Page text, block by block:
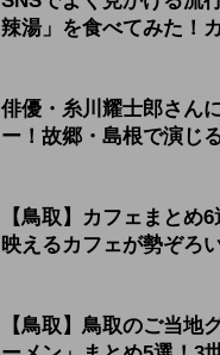
辣湯」を食べてみた！
俳優・糸川耀士郎さん
ー！故郷・島根で演じ
【鳥取】カフェまとめ
映えるカフェが勢ぞろ
【鳥取】鳥取のご当地